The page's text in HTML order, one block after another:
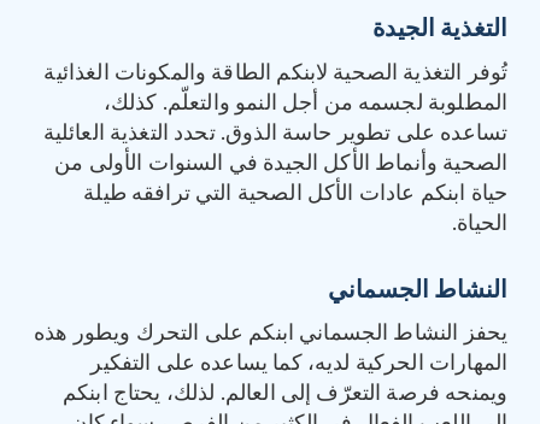
التغذية الجيدة‏
تُوفر التغذية الصحية لابنكم الطاقة والمكونات الغذائية
المطلوبة لجسمه من أجل النمو والتعلّم. كذلك،
تساعده على تطوير حاسة الذوق. تحدد التغذية العائلية
الصحية وأنماط الأكل الجيدة في السنوات الأولى من
حياة ابنكم عادات الأكل الصحية التي ترافقه طيلة
الحياة.
النشاط الجسماني
يحفز النشاط الجسماني ابنكم على التحرك ويطور هذه
المهارات الحركية لديه، كما يساعده على التفكير
ويمنحه فرصة التعرّف إلى العالم. لذلك، يحتاج ابنكم